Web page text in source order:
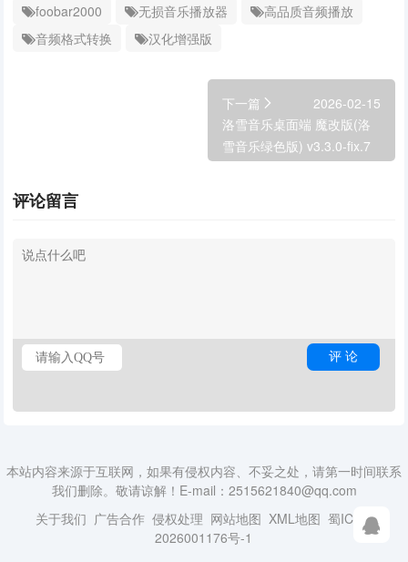
foobar2000 无损音乐播放器
高品质音频播放
音频格式转换
汉化增强版
下一篇
2026-02-15
洛雪音乐桌面端 魔改版(洛
雪音乐绿色版) v3.3.0-fix.7
ikun魔改版
评论留言
本站内容来源于互联网，如果有侵权内容、不妥之处，请第一时间联系
我们删除。敬请谅解！E-mail：2515621840@qq.com
关于我们 广告合作 侵权处理 网站地图 XML地图 蜀ICP备
2026001176号-1